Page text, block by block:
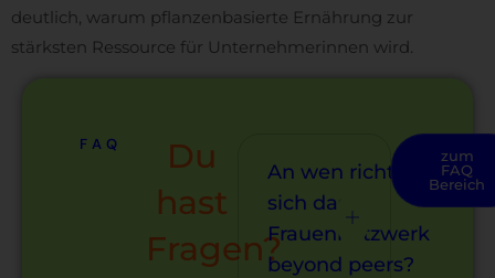
deutlich, warum pflanzenbasierte Ernährung zur
stärksten Ressource für Unternehmerinnen wird.
FAQ
Du
hast
Fragen?
An wen richtet
sich das
Frauennetzwerk
beyond peers?
zum
FAQ
Bereich